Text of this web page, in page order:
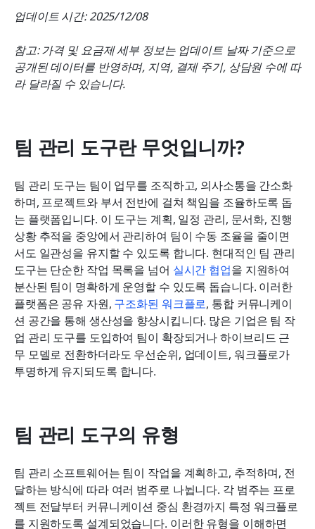
업데이트 시간: 2025/12/08
참고: 가격 및 요금제 세부 정보는 업데이트 날짜 기준으로
공개된 데이터를 반영하며, 지역, 결제 주기, 상담원 수에 따
라 달라질 수 있습니다.
팀 관리 도구란 무엇입니까?
팀 관리 도구는 팀이 업무를 조직하고, 의사소통을 간소화
하며, 프로젝트와 부서 전반에 걸쳐 책임을 조율하도록 돕
는 플랫폼입니다. 이 도구는 계획, 일정 관리, 문서화, 진행
상황 추적을 중앙에서 관리하여 팀이 수동 조율을 줄이면
서도 일관성을 유지할 수 있도록 합니다. 현대적인 팀 관리
도구는 단순한 작업 목록을 넘어 실시간 협업을 지원하여
분산된 팀이 명확하게 운영할 수 있도록 돕습니다. 이러한
플랫폼은 공유 자원, 구조화된 워크플로, 통합 커뮤니케이
션 공간을 통해 생산성을 향상시킵니다. 많은 기업은 팀 작
업 관리 도구를 도입하여 팀이 확장되거나 하이브리드 근
무 모델로 전환하더라도 우선순위, 업데이트, 워크플로가
투명하게 유지되도록 합니다.
팀 관리 도구의 유형
팀 관리 소프트웨어는 팀이 작업을 계획하고, 추적하며, 전
달하는 방식에 따라 여러 범주로 나뉩니다. 각 범주는 프로
젝트 전달부터 커뮤니케이션 중심 환경까지 특정 워크플로
를 지원하도록 설계되었습니다. 이러한 유형을 이해하면